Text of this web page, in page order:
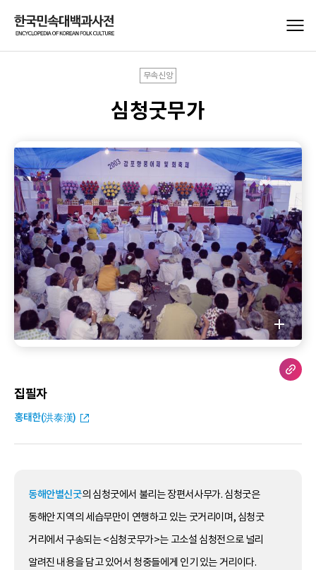
무속신앙
심청굿무가
집필자
홍태한(洪泰漢)
동해안별신굿의 심청굿에서 불리는 장편서사무가. 심청굿은
동해안 지역의 세습무만이 연행하고 있는 굿거리이며, 심청굿
거리에서 구송되는 <심청굿무가>는 고소설 심청전으로 널리
알려진 내용을 담고 있어서 청중들에게 인기 있는 거리이다.